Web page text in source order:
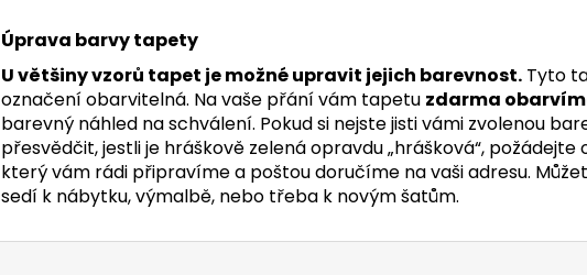
Úprava barvy tapety
U většiny vzorů tapet je možné upravit jejich barevnost. Tyto
označení obarvitelná. Na vaše přání vám tapetu zdarma
barevný náhled na schválení. Pokud si nejste jisti vámi zvolenou
přesvědčit, jestli je hráškově zelená opravdu „hrášková“, požádejte
který vám rádi připravíme a poštou doručíme na vaši adresu.
sedí k nábytku, výmalbě, nebo třeba k novým šatům.